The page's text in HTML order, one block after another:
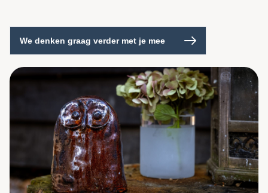
We denken graag verder met je mee